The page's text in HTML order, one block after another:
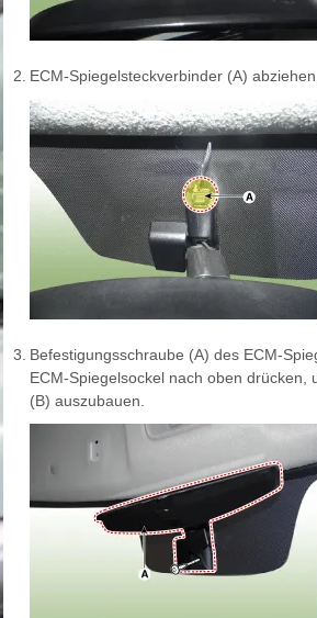
2. ECM-Spiegelsteckverbinder (A)
3. Befestigungsschraube (A) des ECM-
ECM-Spiegelsockel nach oben drücken,
(B) auszubauen.